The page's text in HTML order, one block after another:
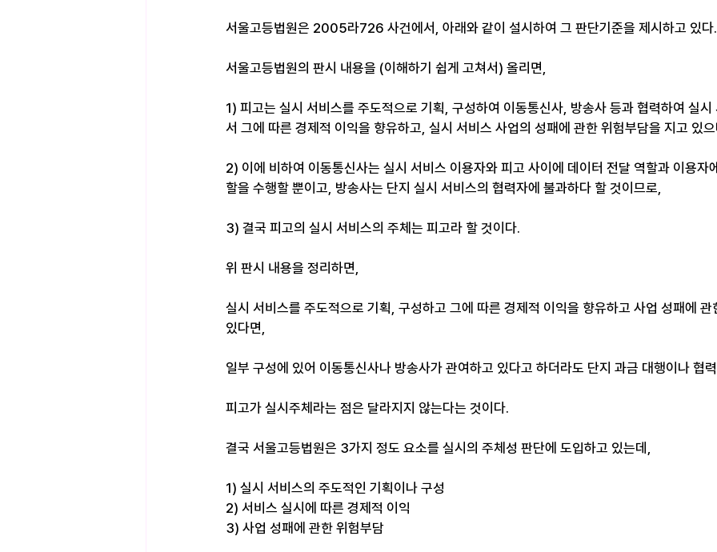
서울고등법원은 2005라726 사건에서, 아래와 같이 설시하여 그 판단기준을 제시하고 있
서울고등법원의 판시 내용을 (이해하기 쉽게 고쳐서) 올리면, ​
1) 피고는 실시 서비스를 주도적으로 기획, 구성하여 이동통신사, 방송사 등과 협력하여 실
서 그에 따른 경제적 이익을 향유하고, 실시 서비스 사업의 성패에 관한 위험부담을 지고 있
2) 이에 비하여 이동통신사는 실시 서비스 이용자와 피고 사이에 데이터 전달 역할과 이용자
할을 수행할 뿐이고, 방송사는 단지 실시 서비스의 협력자에 불과하다 할 것이므로, ​
3) 결국 피고의 실시 서비스의 주체는 피고라 할 것이다. ​
위 판시 내용을 정리하면,
실시 서비스를 주도적으로 기획, 구성하고 그에 따른 경제적 이익을 향유하고 사업 성패에
있다면, ​
일부 구성에 있어 이동통신사나 방송사가 관여하고 있다고 하더라도 단지 과금 대행이나 협
피고가 실시주체라는 점은 달라지지 않는다는 것이다. ​
결국 서울고등법원은 3가지 정도 요소를 실시의 주체성 판단에 도입하고 있는데,
1) 실시 서비스의 주도적인 기획이나 구성
2) 서비스 실시에 따른 경제적 이익
3) 사업 성패에 관한 위험부담